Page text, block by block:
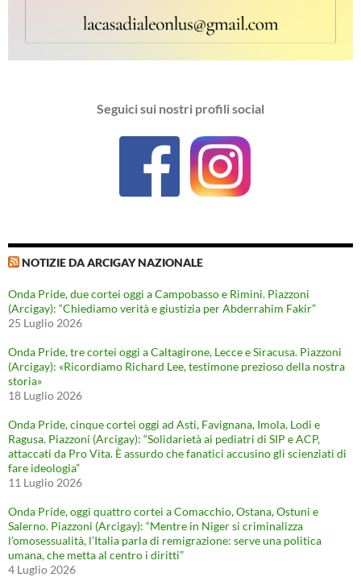
Seguici sui nostri profili social
NOTIZIE DA ARCIGAY NAZIONALE
Onda Pride, due cortei oggi a Campobasso e Rimini. Piazzoni
(Arcigay): “Chiediamo verità e giustizia per Abderrahim Fakir”
25 Luglio 2026
Onda Pride, tre cortei oggi a Caltagirone, Lecce e Siracusa. Piazzoni
(Arcigay): «Ricordiamo Richard Lee, testimone prezioso della nostra
storia»
18 Luglio 2026
Onda Pride, cinque cortei oggi ad Asti, Favignana, Imola, Lodi e
Ragusa. Piazzoni (Arcigay): “Solidarietà ai pediatri di SIP e ACP,
attaccati da Pro Vita. È assurdo che fanatici accusino gli scienziati di
fare ideologia”
11 Luglio 2026
Onda Pride, oggi quattro cortei a Comacchio, Ostana, Ostuni e
Salerno. Piazzoni (Arcigay): “Mentre in Niger si criminalizza
l’omosessualità, l’Italia parla di remigrazione: serve una politica
umana, che metta al centro i diritti”
4 Luglio 2026